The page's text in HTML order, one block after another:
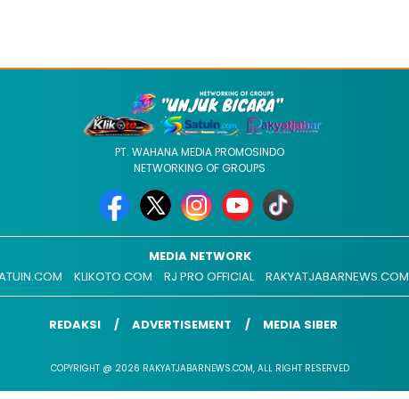
PT. WAHANA MEDIA PROMOSINDO
NETWORKING OF GROUPS
MEDIA NETWORK
KLIKOTO.COM RJ PRO OFFICIAL RAKYATJABARNEWS.COM
REDAKSI ADVERTISEMENT MEDIA SIBER
COPYRIGHT @ 2026 RAKYATJABARNEWS.COM, ALL RIGHT RESERVED